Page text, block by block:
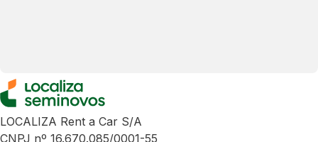
LOCALIZA Rent a Car S/A
CNPJ nº 16.670.085/0001-55